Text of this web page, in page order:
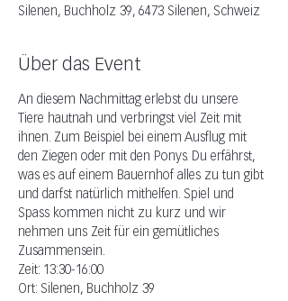
Silenen, Buchholz 39, 6473 Silenen, Schweiz
Über das Event
An diesem Nachmittag erlebst du unsere
Tiere hautnah und verbringst viel Zeit mit
ihnen. Zum Beispiel bei einem Ausflug mit
den Ziegen oder mit den Ponys. Du erfährst,
was es auf einem Bauernhof alles zu tun gibt
und darfst natürlich mithelfen. Spiel und
Spass kommen nicht zu kurz und wir
nehmen uns Zeit für ein gemütliches
Zusammensein.
Zeit: 13:30-16:00
Ort: Silenen, Buchholz 39